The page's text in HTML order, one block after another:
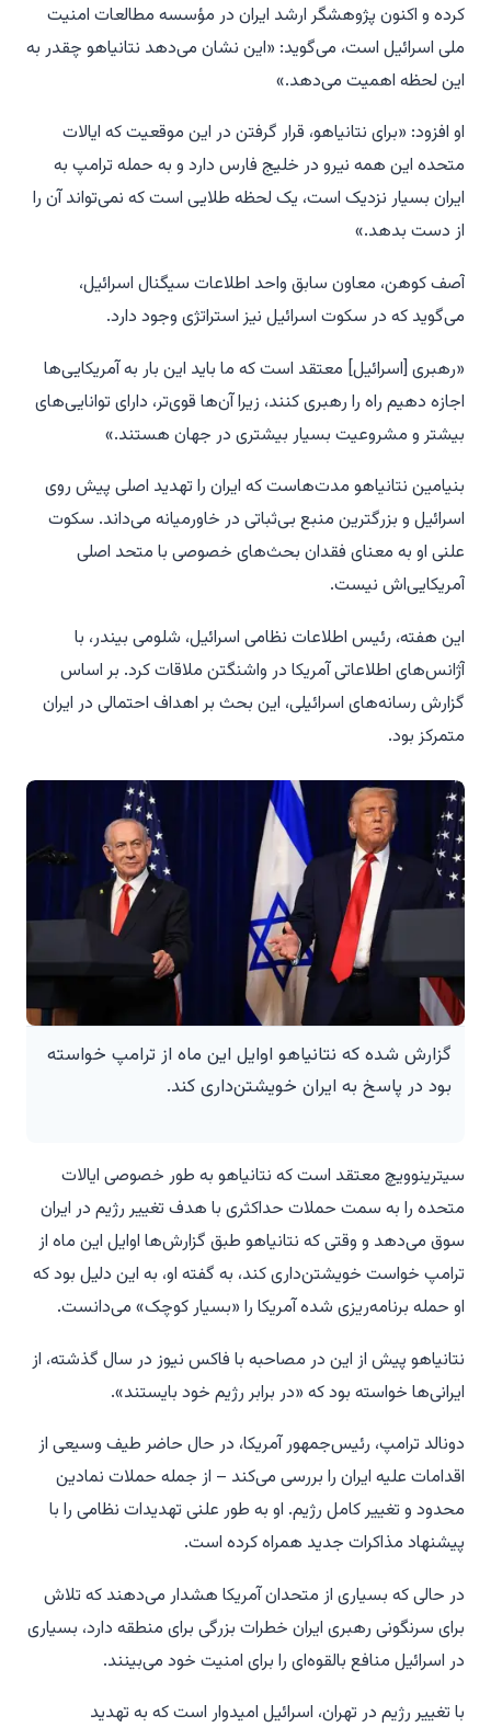
کرده و اکنون پژوهشگر ارشد ایران در مؤسسه مطالعات امنیت
ملی اسرائیل است، می‌گوید: «این نشان می‌دهد نتانیاهو چقدر به
این لحظه اهمیت می‌دهد.»
او افزود: «برای نتانیاهو، قرار گرفتن در این موقعیت که ایالات
متحده این همه نیرو در خلیج فارس دارد و به حمله ترامپ به
ایران بسیار نزدیک است، یک لحظه طلایی است که نمی‌تواند آن را
از دست بدهد.»
آصف کوهن، معاون سابق واحد اطلاعات سیگنال اسرائیل،
می‌گوید که در سکوت اسرائیل نیز استراتژی وجود دارد.
«رهبری [اسرائیل] معتقد است که ما باید این بار به آمریکایی‌ها
اجازه دهیم راه را رهبری کنند، زیرا آن‌ها قوی‌تر، دارای توانایی‌های
بیشتر و مشروعیت بسیار بیشتری در جهان هستند.»
بنیامین نتانیاهو مدت‌هاست که ایران را تهدید اصلی پیش روی
اسرائیل و بزرگترین منبع بی‌ثباتی در خاورمیانه می‌داند. سکوت
علنی او به معنای فقدان بحث‌های خصوصی با متحد اصلی
آمریکایی‌اش نیست.
این هفته، رئیس اطلاعات نظامی اسرائیل، شلومی بیندر، با
آژانس‌های اطلاعاتی آمریکا در واشنگتن ملاقات کرد. بر اساس
گزارش رسانه‌های اسرائیلی، این بحث بر اهداف احتمالی در ایران
متمرکز بود.
گزارش شده که نتانیاهو اوایل این ماه از ترامپ خواسته
بود در پاسخ به ایران خویشتن‌داری کند.
سیترینوویچ معتقد است که نتانیاهو به طور خصوصی ایالات
متحده را به سمت حملات حداکثری با هدف تغییر رژیم در ایران
سوق می‌دهد و وقتی که نتانیاهو طبق گزارش‌ها اوایل این ماه از
ترامپ خواست خویشتن‌داری کند، به گفته او، به این دلیل بود که
او حمله برنامه‌ریزی شده آمریکا را «بسیار کوچک» می‌دانست.
نتانیاهو پیش از این در مصاحبه با فاکس نیوز در سال گذشته، از
ایرانی‌ها خواسته بود که «در برابر رژیم خود بایستند».
دونالد ترامپ، رئیس‌جمهور آمریکا، در حال حاضر طیف وسیعی از
اقدامات علیه ایران را بررسی می‌کند – از جمله حملات نمادین
محدود و تغییر کامل رژیم. او به طور علنی تهدیدات نظامی را با
پیشنهاد مذاکرات جدید همراه کرده است.
در حالی که بسیاری از متحدان آمریکا هشدار می‌دهند که تلاش
برای سرنگونی رهبری ایران خطرات بزرگی برای منطقه دارد، بسیاری
در اسرائیل منافع بالقوه‌ای را برای امنیت خود می‌بینند.
با تغییر رژیم در تهران، اسرائیل امیدوار است که به تهدید